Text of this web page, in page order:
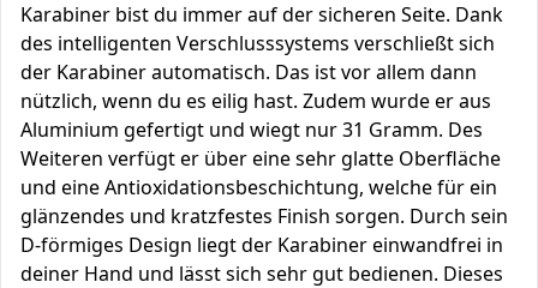
Karabiner bist du immer auf der sicheren Seite. Dank
des intelligenten Verschlusssystems verschließt sich
der Karabiner automatisch. Das ist vor allem dann
nützlich, wenn du es eilig hast. Zudem wurde er aus
Aluminium gefertigt und wiegt nur 31 Gramm. Des
Weiteren verfügt er über eine sehr glatte Oberfläche
und eine Antioxidationsbeschichtung, welche für ein
glänzendes und kratzfestes Finish sorgen. Durch sein
D-förmiges Design liegt der Karabiner einwandfrei in
deiner Hand und lässt sich sehr gut bedienen. Dieses